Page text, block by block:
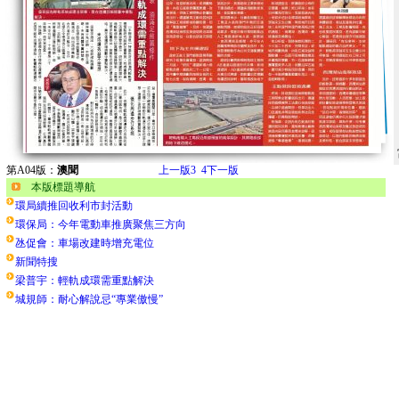
第A04版： 澳聞 上一版3 4下一版
本版標題導航
環局續推回收利市封活動
環保局：今年電動車推廣聚焦三方向
氹促會：車場改建時增充電位
新聞特搜
梁普宇：輕軌成環需重點解決
城規師：耐心解說忌“專業傲慢”